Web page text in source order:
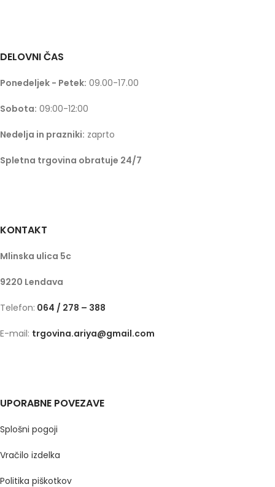
DELOVNI ČAS
Ponedeljek - Petek: 09.00-17.00
Sobota: 09:00-12:00
Nedelja in prazniki: zaprto
Spletna trgovina obratuje 24/7
KONTAKT
Mlinska ulica 5c
9220 Lendava
Telefon: 064 / 278 – 388
E-mail: trgovina.ariya@gmail.com
UPORABNE POVEZAVE
Splošni pogoji
Vračilo izdelka
Politika piškotkov